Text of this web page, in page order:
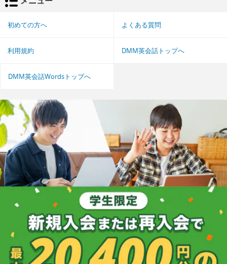
初めての方へ よくある質問
利用規約 DMM英会話トップへ
DMM英会話Wordsトップへ